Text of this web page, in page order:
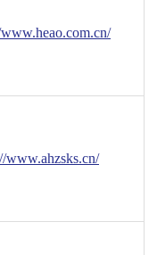
www.ahzsks.cn/